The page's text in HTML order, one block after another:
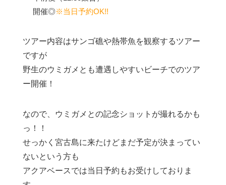
開催◎※当日予約OK!!
ツアー内容はサンゴ礁や熱帯魚を観察するツアー
ですが
野生のウミガメとも遭遇しやすいビーチでのツア
ー開催！
なので、ウミガメとの記念ショットが撮れるかも
っ！！
せっかく宮古島に来たけどまだ予定が決まってい
ないという方も
アクアベースでは当日予約もお受けしておりま